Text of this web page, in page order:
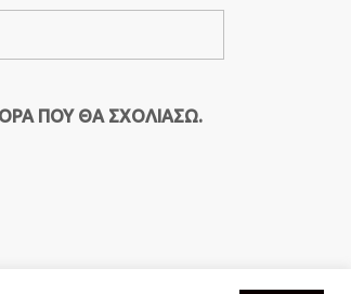
ΠΟΥ ΘΑ ΣΧΟΛΙΆΣΩ.